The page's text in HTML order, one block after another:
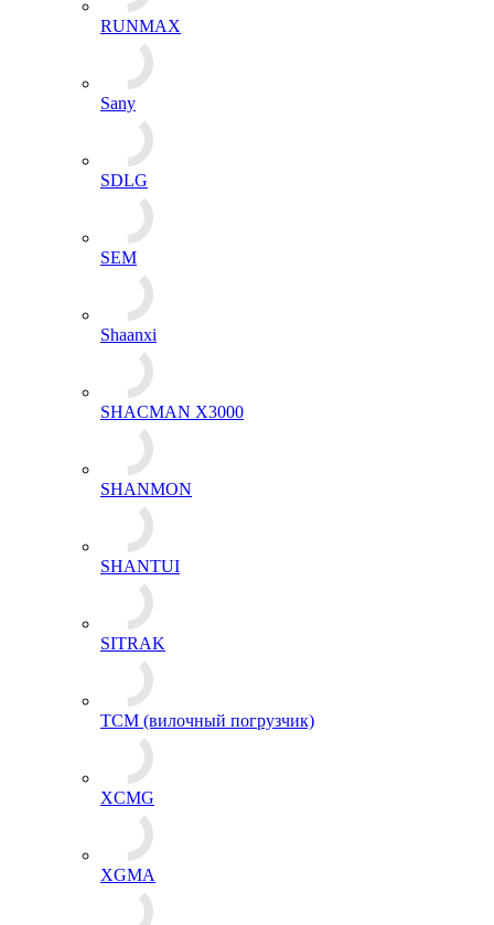
RUNMAX
Sany
SDLG
SEM
Shaanxi
SHACMAN X3000
SHANMON
SHANTUI
SITRAK
TCM (вилочный погрузчик)
XCMG
XGMA